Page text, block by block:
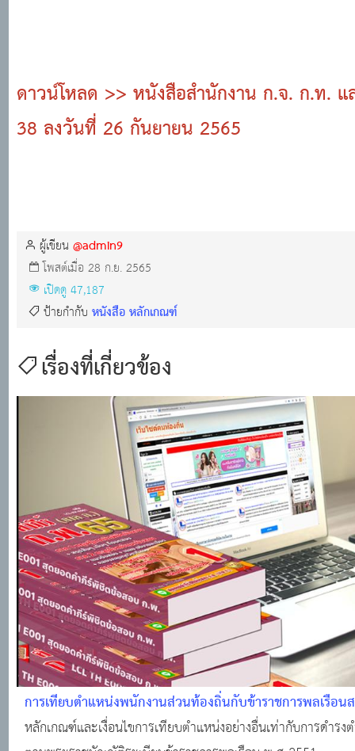
ดาวน์โหลด >> หนังสือสำนักงาน ก.จ. ก.ท.
38 ลงวันที่ 26 กันยายน 2565
ผู้เขียน@admin9
โพสต์เมื่อ 28 ก.ย. 2565
เปิดดู 47,187
ป้ายกำกับหนังสือ หลักเกณฑ์
เรื่องที่เกี่ยวข้อง
การเทียบตำแหน่งพนักงานส่วนท้องถิ่นกับข้าราชการพลเรือ
หลักเกณฑ์และเงื่อนไขการเทียบตำแหน่งอย่างอื่นเท่ากับการดำร